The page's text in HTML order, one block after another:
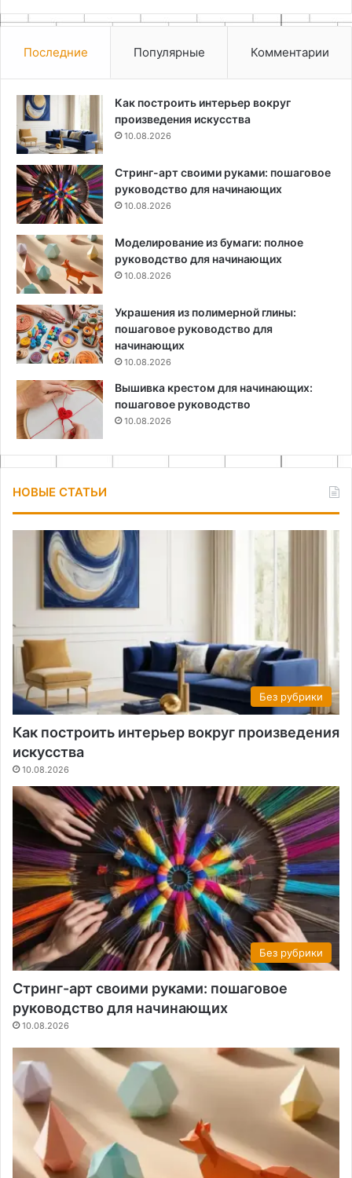
Последние Популярные Комментарии
Как построить интерьер вокруг
произведения искусства
10.08.2026
Стринг-арт своими руками: пошаговое
руководство для начинающих
10.08.2026
Моделирование из бумаги: полное
руководство для начинающих
10.08.2026
Украшения из полимерной глины:
пошаговое руководство для
начинающих
10.08.2026
Вышивка крестом для начинающих:
пошаговое руководство
10.08.2026
НОВЫЕ СТАТЬИ
Без рубрики
Как построить интерьер вокруг произведения
искусства
10.08.2026
Без рубрики
Стринг-арт своими руками: пошаговое
руководство для начинающих
10.08.2026